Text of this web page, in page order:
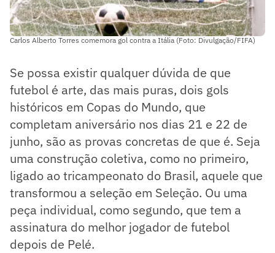
Carlos Alberto Torres comemora gol contra a Itália (Foto: Divulgação/FIFA)
Se possa existir qualquer dúvida de que
futebol é arte, das mais puras, dois gols
históricos em Copas do Mundo, que
completam aniversário nos dias 21 e 22 de
junho, são as provas concretas de que é. Seja
uma construção coletiva, como no primeiro,
ligado ao tricampeonato do Brasil, aquele que
transformou a seleção em Seleção. Ou uma
peça individual, como segundo, que tem a
assinatura do melhor jogador de futebol
depois de Pelé.